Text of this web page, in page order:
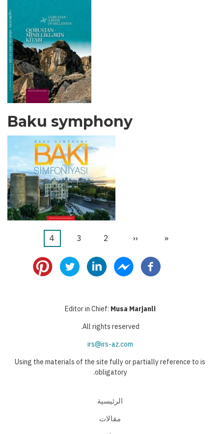
Baku symphony
First
«
Previous
‹‹ الصفحة
2 الصفحة
3
Current
4
Editor in Chief: Musa Marjanli
All rights reserved.
irs@irs-az.com
Using the materials of the site fully or partially reference to is
obligatory.
الرئيسية
مقالات